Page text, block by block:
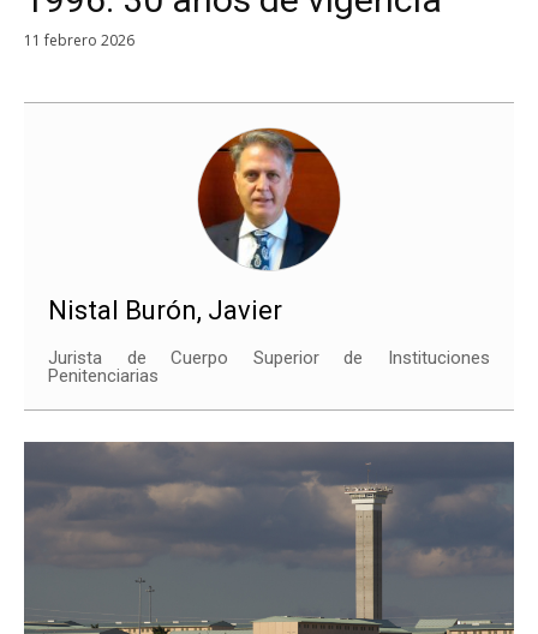
11 febrero 2026
Nistal Burón, Javier
Jurista de Cuerpo Superior de Instituciones
Penitenciarias